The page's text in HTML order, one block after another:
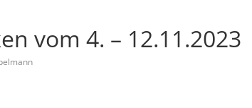
vom 4. – 12.11.2023